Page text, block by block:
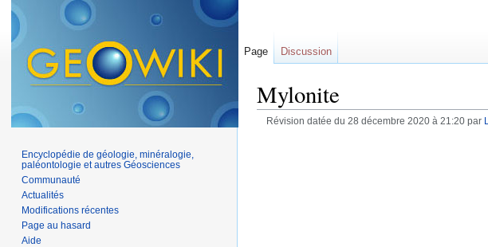
Mylonite
Révision datée du 28 décembre 2020 à 21:20 par
Page Discussion
Encyclopédie de géologie, minéralogie,
paléontologie et autres Géosciences
Communauté
Actualités
Modifications récentes
Page au hasard
Aide